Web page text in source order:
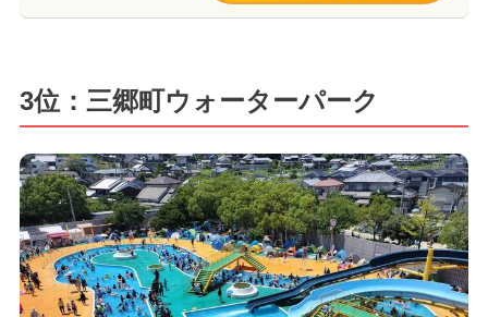
3位：三郷町ウォーターパーク